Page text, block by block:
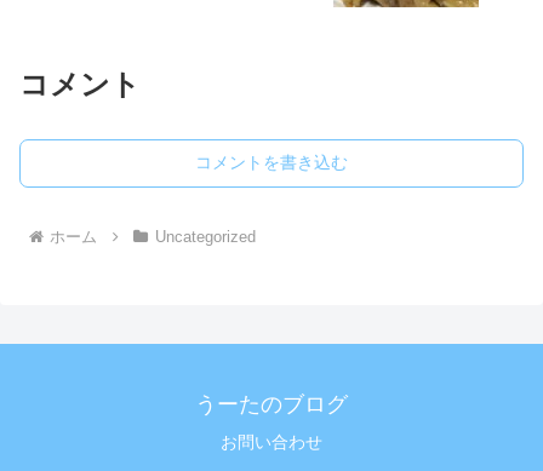
コメント
コメントを書き込む
ホーム Uncategorized
うーたのブログ
お問い合わせ